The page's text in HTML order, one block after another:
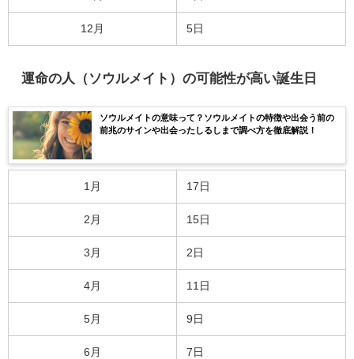
12月 5日
運命の人（ソウルメイト）の可能性が高い誕生日
ソウルメイトの意味って？ソウルメイトの特徴や出会う前の
前兆のサインや出会ったしるしまで調べ方を徹底解説！
1月 17日
2月 15日
3月 2日
4月 11日
5月 9日
6月 7日